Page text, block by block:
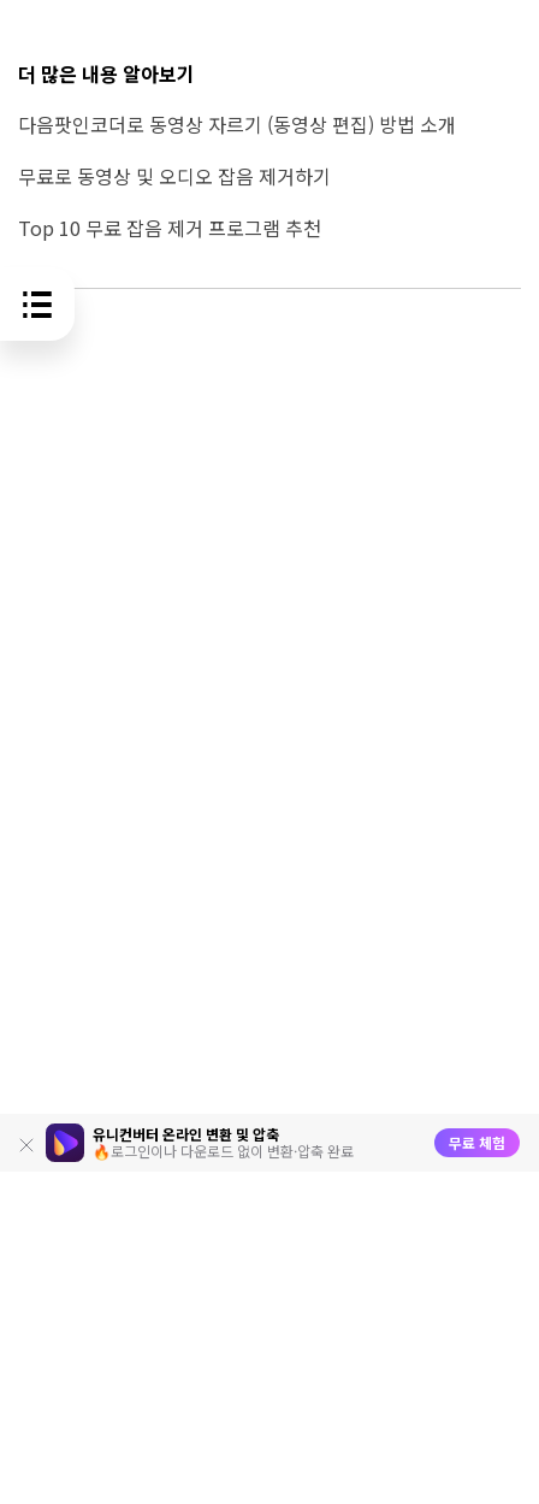
유니컨버터 온라인 변환 및 압축
🔥로그인이나 다운로드 없이 변환·압축 완료
무료 체험
더 많은 내용 알아보기
다음팟인코더로 동영상 자르기 (동영상 편집) 방법 소개
무료로 동영상 및 오디오 잡음 제거하기
Top 10 무료 잡음 제거 프로그램 추천